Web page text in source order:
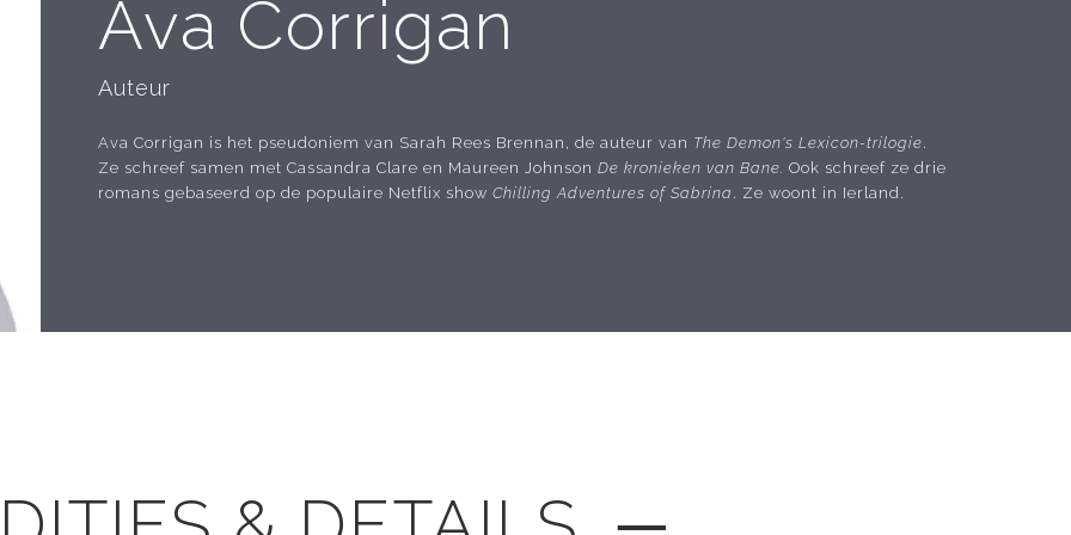
Ava Corrigan
Auteur
Ava Corrigan is het pseudoniem van Sarah Rees Brennan, de auteur van The Demon's Lexicon-trilogie.
Ze schreef samen met Cassandra Clare en Maureen Johnson De kronieken van Bane. Ook schreef ze drie
romans gebaseerd op de populaire Netflix show Chilling Adventures of Sabrina . Ze woont in Ierland.